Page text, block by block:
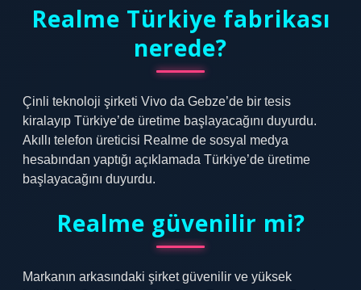
Realme Türkiye fabrikası
nerede?
Çinli teknoloji şirketi Vivo da Gebze’de bir tesis
kiralayıp Türkiye’de üretime başlayacağını duyurdu.
Akıllı telefon üreticisi Realme de sosyal medya
hesabından yaptığı açıklamada Türkiye’de üretime
başlayacağını duyurdu.
Realme güvenilir mi?
Markanın arkasındaki şirket güvenilir ve yüksek